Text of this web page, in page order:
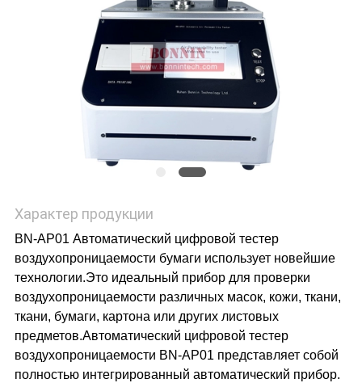
Характер продукции
BN-AP01 Автоматический цифровой тестер
воздухопроницаемости бумаги использует новейшие
технологии.Это идеальный прибор для проверки
воздухопроницаемости различных масок, кожи, ткани,
ткани, бумаги, картона или других листовых
предметов.Автоматический цифровой тестер
воздухопроницаемости BN-AP01 представляет собой
полностью интегрированный автоматический прибор.